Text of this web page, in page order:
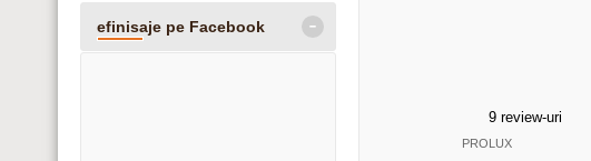
9 review-uri
PROLUX
efinisaje pe Facebook -